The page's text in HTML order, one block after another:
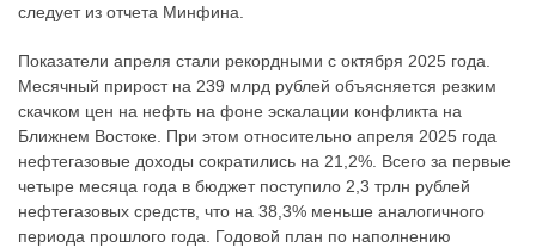
следует из отчета Минфина.
Показатели апреля стали рекордными с октября 2025 года.
Месячный прирост на 239 млрд рублей объясняется резким
скачком цен на нефть на фоне эскалации конфликта на
Ближнем Востоке. При этом относительно апреля 2025 года
нефтегазовые доходы сократились на 21,2%. Всего за первые
четыре месяца года в бюджет поступило 2,3 трлн рублей
нефтегазовых средств, что на 38,3% меньше аналогичного
периода прошлого года. Годовой план по наполнению